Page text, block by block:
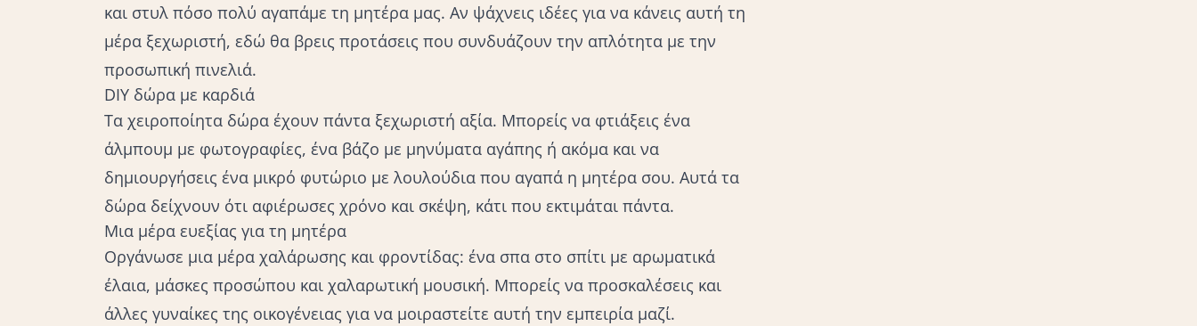
και στυλ πόσο πολύ αγαπάμε τη μητέρα μας. Αν ψάχνεις ιδέες για να κάνεις αυτή τη
μέρα ξεχωριστή, εδώ θα βρεις προτάσεις που συνδυάζουν την απλότητα με την
προσωπική πινελιά.
DIY δώρα με καρδιά
Τα χειροποίητα δώρα έχουν πάντα ξεχωριστή αξία. Μπορείς να φτιάξεις ένα
άλμπουμ με φωτογραφίες, ένα βάζο με μηνύματα αγάπης ή ακόμα και να
δημιουργήσεις ένα μικρό φυτώριο με λουλούδια που αγαπά η μητέρα σου. Αυτά τα
δώρα δείχνουν ότι αφιέρωσες χρόνο και σκέψη, κάτι που εκτιμάται πάντα.
Μια μέρα ευεξίας για τη μητέρα
Οργάνωσε μια μέρα χαλάρωσης και φροντίδας: ένα σπα στο σπίτι με αρωματικά
έλαια, μάσκες προσώπου και χαλαρωτική μουσική. Μπορείς να προσκαλέσεις και
άλλες γυναίκες της οικογένειας για να μοιραστείτε αυτή την εμπειρία μαζί.